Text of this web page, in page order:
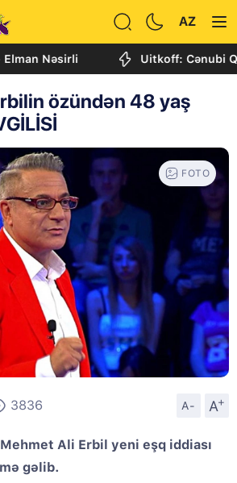
AZ
Uitkoff: Cənubi Qafqaz
özündən 48 yaş
FOTO
3836 A- A
+
Ali Erbil yeni eşq iddiası
gəlib.